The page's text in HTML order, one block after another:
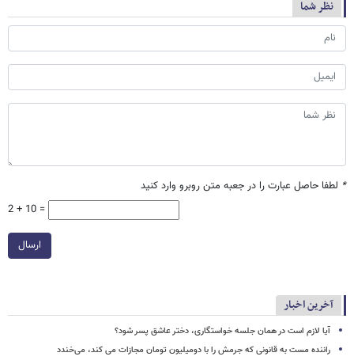
نظر شما
* لطفا حاصل عبارت را در جعبه متن روبرو وارد کنید
2 + 10 =
ارسال
آخرین اخبار
آیا لازم است در همان جلسه خواستگاری، دختر عاشق پسر شود؟
راننده مست به قانونی که جرمش را با دومیلیون تومان مجازات می کند، می‌خندد